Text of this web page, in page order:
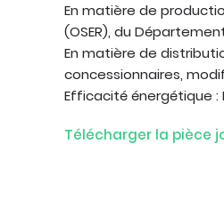
En matière de
(OSER), du
En matière de
concessionnaires,
Efficacité énergétique :
Télécharger la pièce